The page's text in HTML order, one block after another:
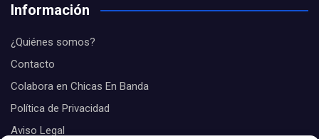
Información
¿Quiénes somos?
Contacto
Colabora en Chicas En Banda
Política de Privacidad
Aviso Legal